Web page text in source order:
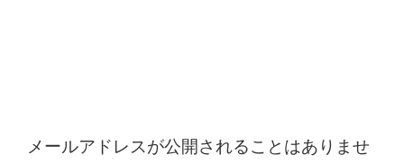
メールアドレスが公開されることはありませ